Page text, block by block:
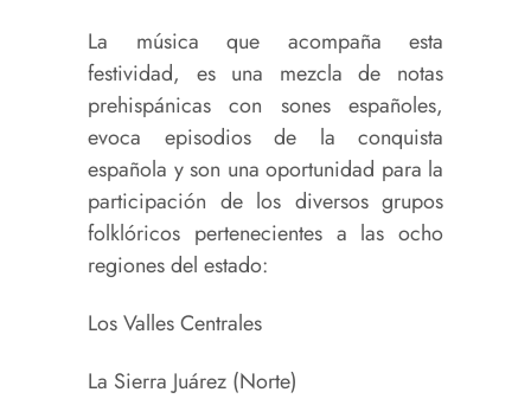
La música que acompaña esta
festividad, es una mezcla de notas
prehispánicas con sones españoles,
evoca episodios de la conquista
española y son una oportunidad para la
participación de los diversos grupos
folklóricos pertenecientes a las ocho
regiones del estado:
Los Valles Centrales
La Sierra Juárez (Norte)